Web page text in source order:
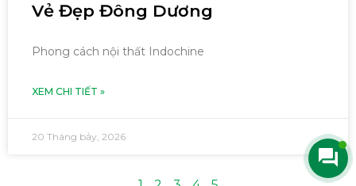
Vẻ Đẹp Đông Dương
Phong cách nội thất Indochine
XEM CHI TIẾT »
20 Tháng bảy, 2026